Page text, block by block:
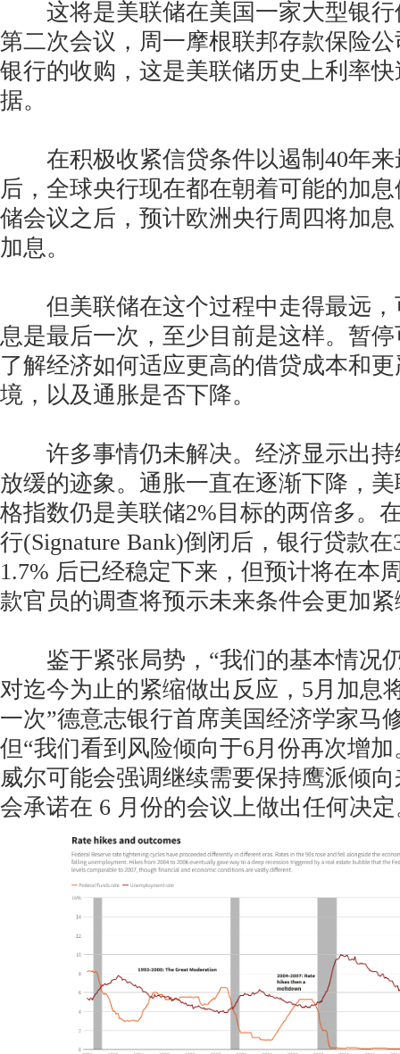
这将是美联储在美国一家大型银行
第二次会议，周一摩根联邦存款保险
银行的收购，这是美联储历史上利率
据。
在积极收紧信贷条件以遏制40年来
后，全球央行现在都在朝着可能的加
储会议之后，预计欧洲央行周四将加
加息。
但美联储在这个过程中走得最远，
息是最后一次，至少目前是这样。暂
了解经济如何适应更高的借贷成本和
境，以及通胀是否下降。
许多事情仍未解决。经济显示出持
放缓的迹象。通胀一直在逐渐下降，
格指数仍是美联储2%目标的两倍多。
行(Signature Bank)倒闭后，银行贷款
1.7% 后已经稳定下来，但预计将在本
款官员的调查将预示未来条件会更加
鉴于紧张局势，“我们的基本情况
对迄今为止的紧缩做出反应，5月加息
一次”德意志银行首席美国经济学家马
但“我们看到风险倾向于6月份再次增
威尔可能会强调继续需要保持鹰派倾
会承诺在 6 月份的会议上做出任何决定